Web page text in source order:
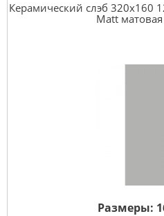
Керамический слэб 320x160
Matt
Размеры: